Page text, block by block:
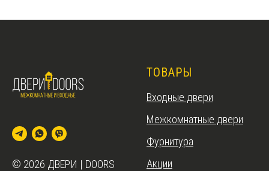
© 2026 ДВЕРИ | DOORS
ТОВАРЫ
Входные двери
Межкомнатные двери
Фурнитура
Акции